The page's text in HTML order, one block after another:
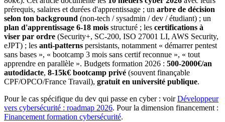
prérequis, salaires et durées d'apprentissage ; un arbre de décision
selon ton background (non-tech / sysadmin / dev / étudiant) ; un
plan d'apprentissage 6-18 mois structuré ; les certifications à
viser par ordre (Security+, SC-200, ISO 27001 LI, AWS Security,
eJPT) ; les anti-patterns persistants, notamment « démarrer pentest
sans bases », « bootcamp 3 mois sans certif reconnue », « tout
apprendre en parallèle ». Budgets formation 2026 : 500-2000€/an
autodidacte, 8-15k€ bootcamp privé (souvent finançable
CPF/OPCO/France Travail), gratuit en université publique.
Pour le cas spécifique du dev qui passe en cyber : voirDéveloppeur
vers cybersécurité : roadmap 2026. Pour la dimension financement :
Financement formation cybersécurité.